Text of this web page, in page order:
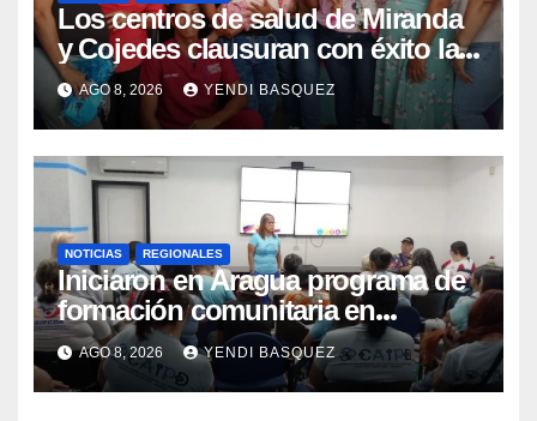
Los centros de salud de Miranda
y Cojedes clausuran con éxito la
Semana Mundial de la Lactancia
Materna
AGO 8, 2026 YENDI BASQUEZ
NOTICIAS REGIONALES
Iniciaron en Aragua programa de
formación comunitaria en
atención a personas con
discapacidad
AGO 8, 2026 YENDI BASQUEZ